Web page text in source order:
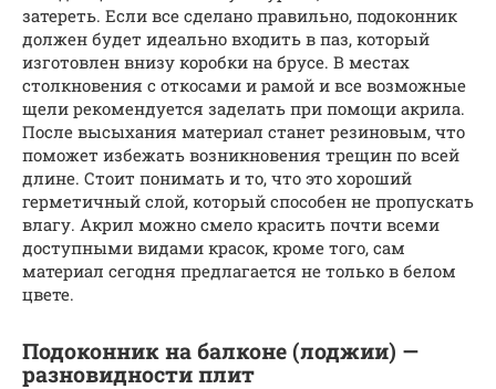
затереть. Если все сделано правильно, подоконник
должен будет идеально входить в паз, который
изготовлен внизу коробки на брусе. В местах
столкновения с откосами и рамой и все возможные
щели рекомендуется заделать при помощи акрила.
После высыхания материал станет резиновым, что
поможет избежать возникновения трещин по всей
длине. Стоит понимать и то, что это хороший
герметичный слой, который способен не пропускать
влагу. Акрил можно смело красить почти всеми
доступными видами красок, кроме того, сам
материал сегодня предлагается не только в белом
цвете.
Подоконник на балконе (лоджии) —
разновидности плит